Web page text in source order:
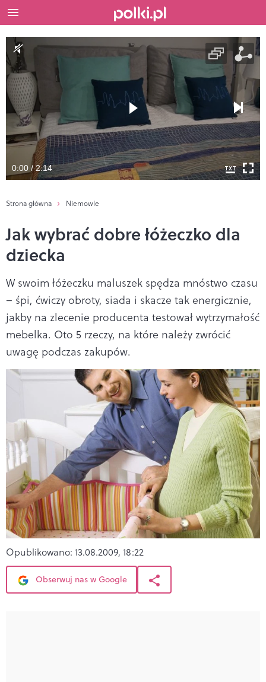
0:00 / 2:14
Strona główna Niemowle
Jak wybrać dobre łóżeczko dla
dziecka
W swoim łóżeczku maluszek spędza mnóstwo czasu
– śpi, ćwiczy obroty, siada i skacze tak energicznie,
jakby na zlecenie producenta testował wytrzymałość
mebelka. Oto 5 rzeczy, na które należy zwrócić
uwagę podczas zakupów.
Opublikowano: 13.08.2009, 18:22
Obserwuj nas w Google